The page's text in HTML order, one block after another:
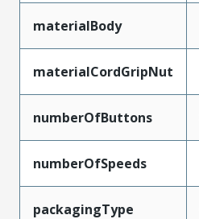
materialBody
materialCordGripNut
numberOfButtons
numberOfSpeeds
packagingType